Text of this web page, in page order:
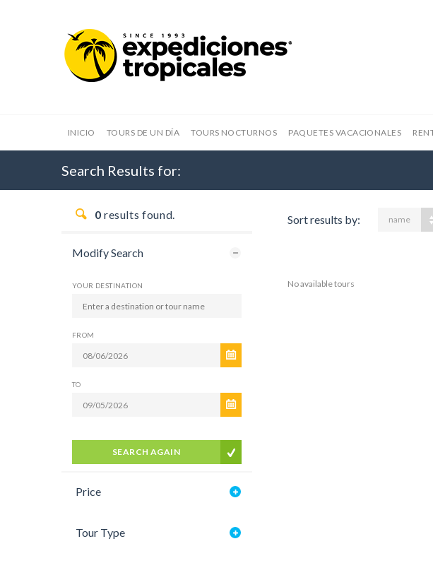
INICIO TOURS DE UN DÍA TOURS NOCTURNOS PAQUETES VACACIONALES
Search Results for:
0 results found.
Modify Search
YOUR DESTINATION
FROM
TO
SEARCH AGAIN
Price
Tour Type
Sort results by: name
No available tours